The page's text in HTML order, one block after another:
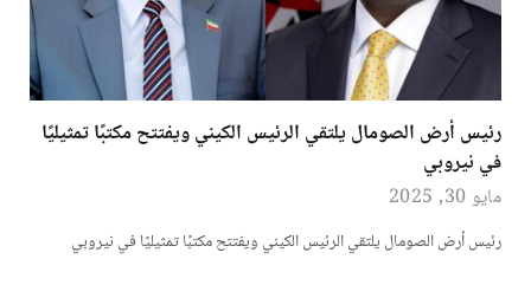
رئيس أرض الصومال يلتقي الرئيس الكيني ويفتتح مكتبًا تمثيليًا
في نيروبي
مايو 30, 2025
رئيس أرض الصومال يلتقي الرئيس الكيني ويفتتح مكتبًا تمثيليًا في نيروبي